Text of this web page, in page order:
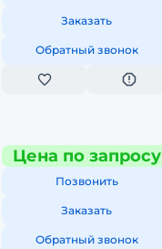
Заказать
Обратный звонок
Цена по запросу
Позвонить
Заказать
Обратный звонок